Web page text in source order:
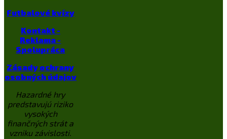
Futbalové kvízy
Kontakt -
Reklama -
Spolupráca
Zásady ochrany
osobných údajov
Hazardné hry
predstavujú riziko
vysokých
finančných strát a
vzniku závislosti.